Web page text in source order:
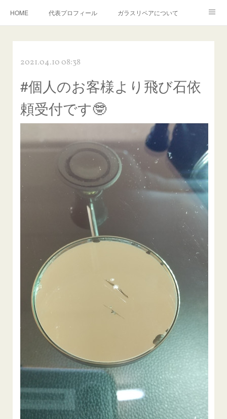
HOME 代表プロフィール ガラスリペアについて
飛び石施工料金について
当店へのアクセス 建築ガラスキズ取り・研磨・磨き
【プロ使用】フッ素系ガラストリートメント『アクアペル』
当店の良心的価格の理由について
ガラスリペア施工価格
飛び石ひび割れでヒビ先が伸びた場合は？
2021.04.10 08:38
#個人のお客様より飛び石依
頼受付です🤓